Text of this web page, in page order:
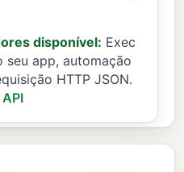
disponível: Exec
seu app, automação
HTTP JSON.